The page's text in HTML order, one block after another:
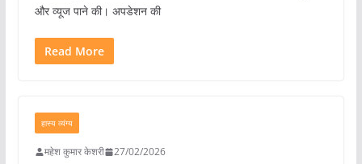
और व्यूज पाने की। अपडेशन की
Read More
हास्य व्यंग्य
महेश कुमार केशरी 27/02/2026